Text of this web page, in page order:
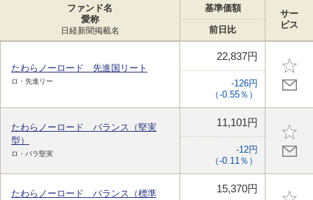
ファンド名
愛称
日経新聞掲載名
基準価額
サー
ビス
前日比
たわらノーロード 先進国リート
ロ・先進リー
22,837円
-126円
（-0.55％）
たわらノーロード バランス（堅実
型）
ロ・バラ堅実
11,101円
-12円
（-0.11％）
たわらノーロード バランス（標準
15,370円